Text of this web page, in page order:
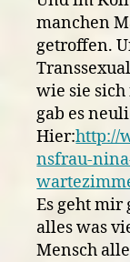
manchen
getroffen.
wie sie
gab es
Hier:http://
nsfrau-
Es geht
alles was
Mensch